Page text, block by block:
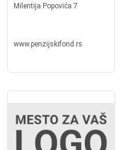
Milentija Popovića 7
www.penzijskifond.rs